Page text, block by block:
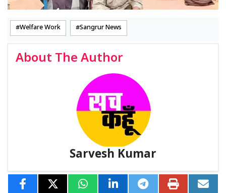
Welfare Work Sangrur News
About The Author
Sarvesh Kumar